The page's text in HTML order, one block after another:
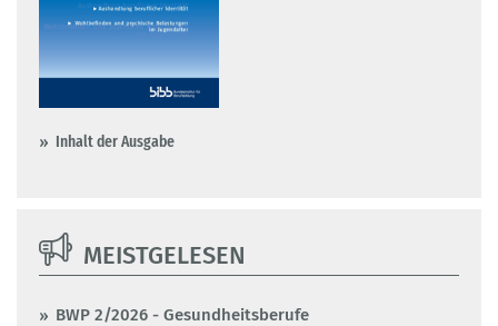
Inhalt der Ausgabe
MEISTGELESEN
BWP 2/2026 - Gesundheitsberufe